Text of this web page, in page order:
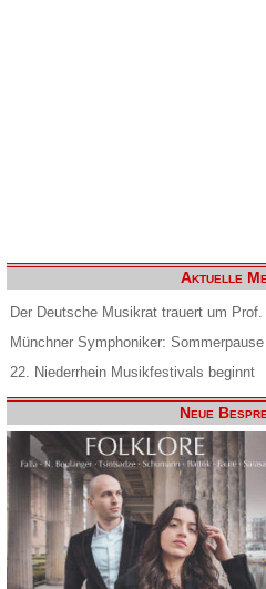
Aktuelle
Der Deutsche Musikrat trauert um
Münchner Symphoniker:
22. Niederrhein Musikfestivals beginnt
Neue